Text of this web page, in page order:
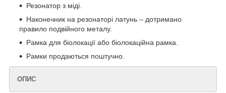
Резонатор з міді.
Наконечник на резонаторі латунь – дотримано
правило подвійного металу.
Рамка для біолокації або біолокаційна рамка.
Рамки продаються поштучно.
ОПИС